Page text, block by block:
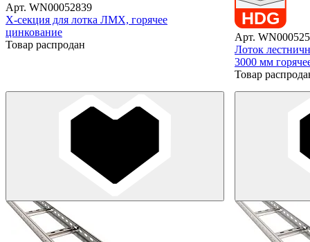
Арт. WN00052839
X-секция для лотка ЛМХ, горячее
цинкование
Товар распродан
Арт.
Лоток
3000 мм
Товар